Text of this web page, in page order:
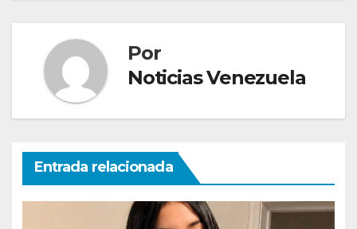
Por
Noticias Venezuela
Entrada relacionada